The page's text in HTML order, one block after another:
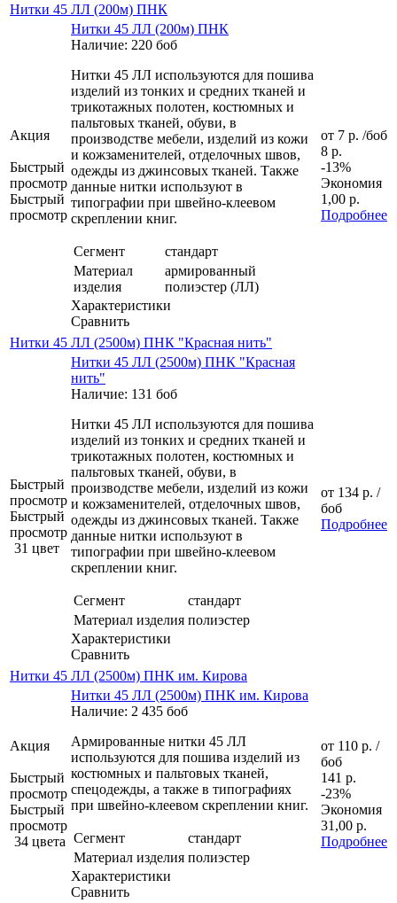
Нитки 45 ЛЛ (200м) ПНК
Акция
Быстрый
просмотр
Быстрый
просмотр
Нитки 45 ЛЛ (200м) ПНК
Наличие: 220 боб
Нитки 45 ЛЛ используются для пошива
изделий из тонких и средних тканей и
трикотажных полотен, костюмных и
пальтовых тканей, обуви, в
производстве мебели, изделий из кожи
и кожзаменителей, отделочных швов,
одежды из джинсовых тканей. Также
данные нитки используют в
типографии при швейно-клеевом
скреплении книг.
Сегмент
стандарт
Материал
изделия
армированный
полиэстер (ЛЛ)
Характеристики
Сравнить
от 7 р. /боб
8 р.
-13%
Экономия
1,00 р.
Подробнее
Нитки 45 ЛЛ (2500м) ПНК "Красная нить"
Быстрый
просмотр
Быстрый
просмотр
31 цвет
Нитки 45 ЛЛ (2500м) ПНК "Красная
нить"
Наличие: 131 боб
Нитки 45 ЛЛ используются для пошива
изделий из тонких и средних тканей и
трикотажных полотен, костюмных и
пальтовых тканей, обуви, в
производстве мебели, изделий из кожи
и кожзаменителей, отделочных швов,
одежды из джинсовых тканей. Также
данные нитки используют в
типографии при швейно-клеевом
скреплении книг.
Сегмент
стандарт
Материал изделия полиэстер
Характеристики
Сравнить
от 134 р. /
боб
Подробнее
Нитки 45 ЛЛ (2500м) ПНК им. Кирова
Акция
Быстрый
просмотр
Быстрый
просмотр
34 цвета
Нитки 45 ЛЛ (2500м) ПНК им. Кирова
Наличие: 2 435 боб
Армированные нитки 45 ЛЛ
используются для пошива изделий из
костюмных и пальтовых тканей,
спецодежды, а также в типографиях
при швейно-клеевом скреплении книг.
Сегмент
стандарт
Материал изделия полиэстер
Характеристики
Сравнить
от 110 р. /
боб
141 р.
-23%
Экономия
31,00 р.
Подробнее